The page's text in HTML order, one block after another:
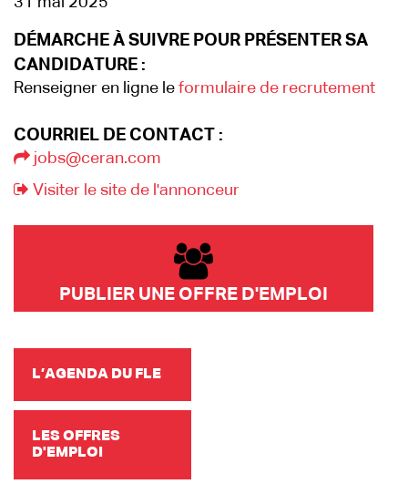
DÉMARCHE À SUIVRE POUR PRÉSENTER SA
CANDIDATURE :
Renseigner en ligne le formulaire de recrutement
COURRIEL DE CONTACT :
jobs@ceran.com
Visiter le site de l'annonceur
PUBLIER UNE OFFRE D'EMPLOI
L’AGENDA DU FLE
LES OFFRES
D'EMPLOI